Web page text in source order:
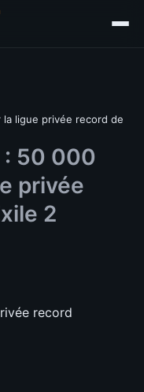
la ligue privée record de
: 50 000
privée
2